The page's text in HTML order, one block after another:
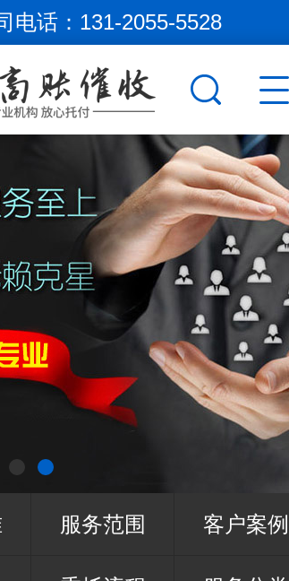
电话： 131-2055-5528
服务范围 客户案例